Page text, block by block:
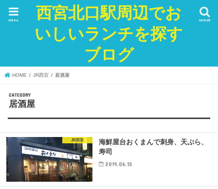
西宮北口駅周辺でお
いしいランチを探す
ブログ
search
menu
HOME JR西宮 居酒屋
居酒屋
JR西宮
海鮮屋台おくまんで刺身、天ぷら、
寿司
2019.06.15